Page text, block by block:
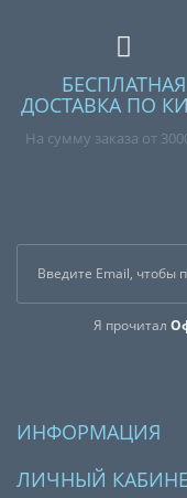
БЕСПЛАТНАЯ
ДОСТАВКА ПО
На сумму заказа от
Я прочитал
ИНФОРМАЦИЯ
ЛИЧНЫЙ